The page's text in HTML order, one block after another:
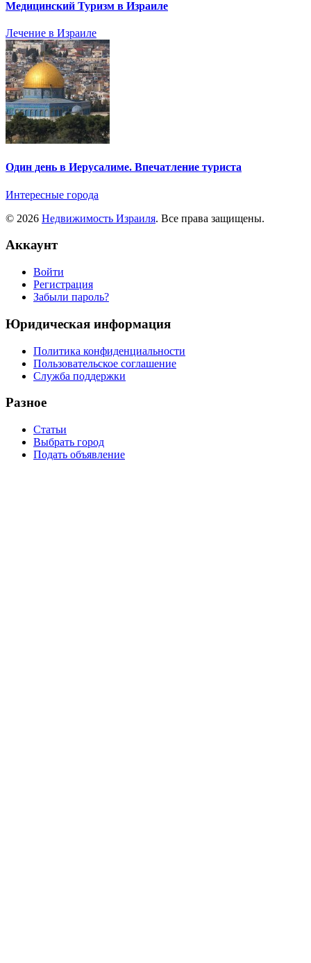
Медицинский Туризм в Израиле
Лечение в Израиле
Один день в Иерусалиме. Впечатление туриста
Интересные города
© 2026 Недвижимость Израиля. Все права защищены.
Аккаунт
Войти
Регистрация
Забыли пароль?
Юридическая информация
Политика конфиденциальности
Пользовательское соглашение
Служба поддержки
Разное
Статьи
Выбрать город
Подать объявление